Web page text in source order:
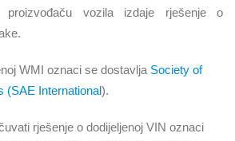
proizvođaču vozila izdaje rješenje o
WMI oznaci se dostavlja Society of
(SAE International).
rješenje o dodijeljenoj VIN oznaci